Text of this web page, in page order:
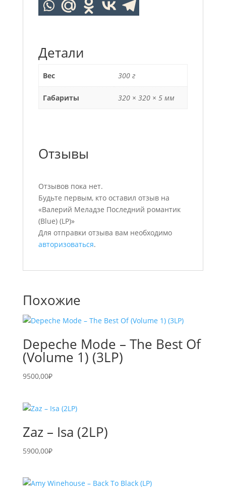
Детали
Вес 300 г
Габариты 320 × 320 × 5 мм
Отзывы
Отзывов пока нет.
Будьте первым, кто оставил отзыв на
«Валерий Меладзе Последний романтик
(Blue) (LP)»
Для отправки отзыва вам необходимо
авторизоваться.
Похожие
Depeche Mode – The Best Of
(Volume 1) (3LP)
9500,00₽
Zaz – Isa (2LP)
5900,00₽